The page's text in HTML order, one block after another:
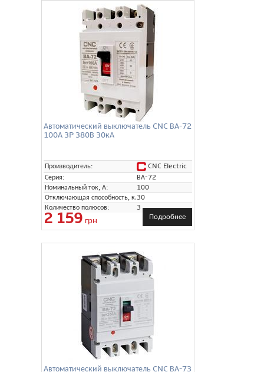
Автоматический выключатель CNC ВА-72
100А 3P 380В 30кА
Производитель:
CNC Electric
Серия:
ВА-72
Номинальный ток, А:
100
Отключающая способность, кА:30
Количество полюсов:
3
2 159 грн Подробнее
Автоматический выключатель CNC ВА-73